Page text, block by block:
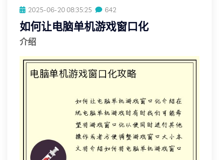
2025-06-20 08:35:25 642
如何让电脑单机游戏窗口化
介绍